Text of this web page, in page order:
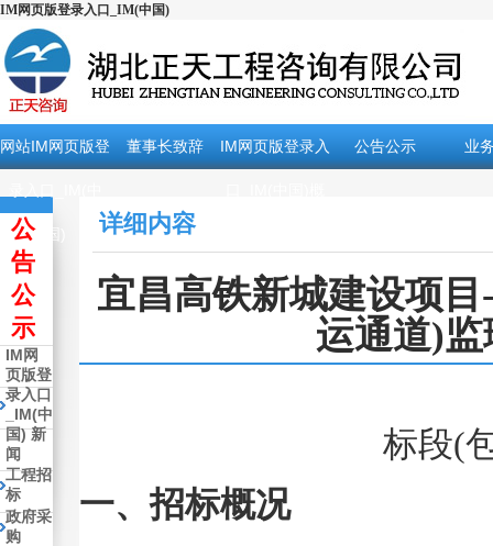
IM网页版登录入口_IM(中国)
网站IM网页版登
国)
董事长致辞 IM网页版登录入 公告公示 业
公
告
公
示
IM网
页版登
录入口
_IM(中
国) 新
闻
工程招
标
政府采
购
详细内容
宜昌高铁新城建设项
运通道)
标段(
一、招标概况